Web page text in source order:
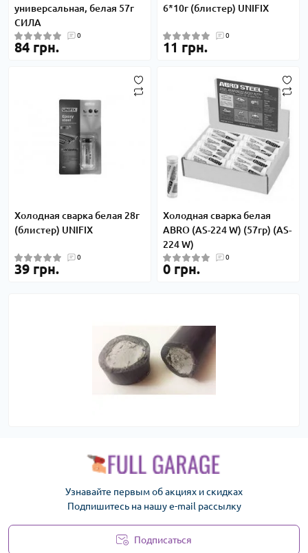
универсальная, белая 57г
СИЛА
0
84 грн.
6*10г (блистер) UNIFIX
0
11 грн.
Холодная сварка белая 28г
(блистер) UNIFIX
0
39 грн.
Холодная сварка белая
ABRO (AS-224 W) (57гр) (AS-
224 W)
0
0 грн.
Узнавайте первым об акциях и скидках
Подпишитесь на нашу e-mail рассылку
Подписаться